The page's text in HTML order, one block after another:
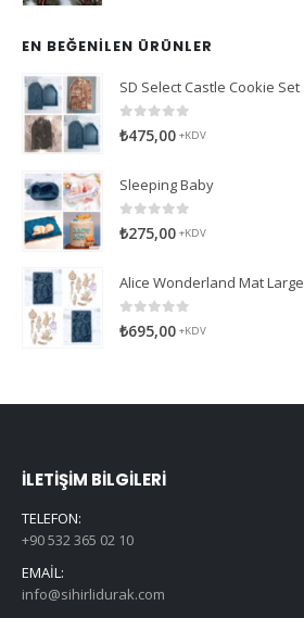
EN BEĞENILEN ÜRÜNLER
SD Select Castle Cookie Set
0 5 üzerinden
₺475,00 +KDV
Sleeping Baby
0 5 üzerinden
₺275,00 +KDV
Alice Wonderland Mat Large
0 5 üzerinden
₺695,00 +KDV
İLETIŞIM BILGILERI
TELEFON:
+90 532 365 02 10
EMAIL:
info@sihirlidurak.com